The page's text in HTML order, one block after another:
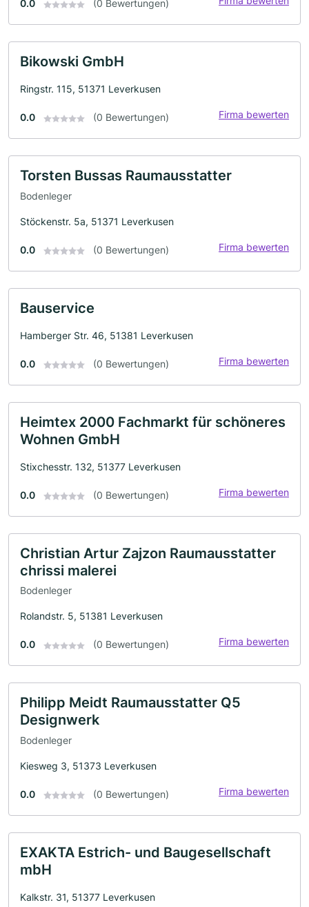
0.0 (0 Bewertungen)
Bikowski GmbH
Ringstr. 115, 51371 Leverkusen
0.0 (0 Bewertungen) Firma bewerten
Torsten Bussas Raumausstatter
Bodenleger
Stöckenstr. 5a, 51371 Leverkusen
0.0 (0 Bewertungen) Firma bewerten
Bauservice
Hamberger Str. 46, 51381 Leverkusen
0.0 (0 Bewertungen) Firma bewerten
Heimtex 2000 Fachmarkt für schöneres
Wohnen GmbH
Stixchesstr. 132, 51377 Leverkusen
0.0 (0 Bewertungen) Firma bewerten
Christian Artur Zajzon Raumausstatter
chrissi malerei
Bodenleger
Rolandstr. 5, 51381 Leverkusen
0.0 (0 Bewertungen) Firma bewerten
Philipp Meidt Raumausstatter Q5
Designwerk
Bodenleger
Kiesweg 3, 51373 Leverkusen
0.0 (0 Bewertungen) Firma bewerten
EXAKTA Estrich- und Baugesellschaft
mbH
Kalkstr. 31, 51377 Leverkusen